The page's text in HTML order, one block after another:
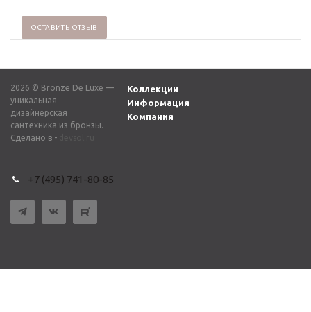
ОСТАВИТЬ ОТЗЫВ
2026 © Bronze De Luxe —
уникальная
дизайнерская
сантехника из бронзы.
Сделано в -
Коллекции
Информация
Компания
+7 (495) 741-80-85